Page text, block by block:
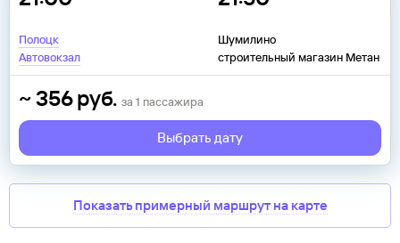
Полоцк
Автовокзал
Шумилино
строительный магазин Метан
~356 руб. за 1 пассажира
Выбрать дату
Показать примерный маршрут на карте